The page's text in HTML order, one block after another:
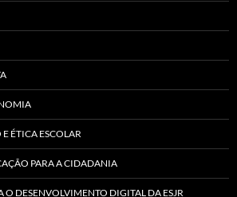
ÉTICA ESCOLAR
PARA A CIDADANIA
O DESENVOLVIMENTO DIGITAL DA ESJR